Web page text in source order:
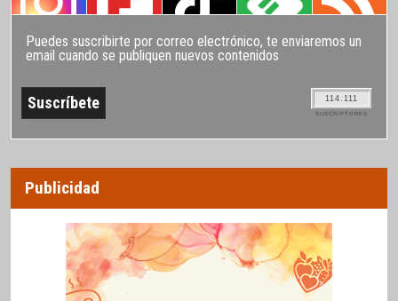
Puedes suscribirte por correo electrónico, te enviaremos un
email cuando se publiquen nuevos contenidos
114.111
SUSCRIPTORES
Publicidad